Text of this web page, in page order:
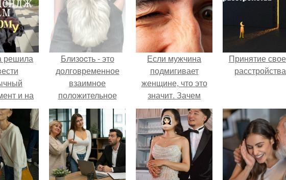
решила
и на
30
Близocть - это
долговременное
взаимное
положительное
эмоциональное
вовлечение,
взаимодействие.
Если мужчина
подмигивает
женщине, что это
значит. Зачем
мужчина мне
подмигнул?
Принятие